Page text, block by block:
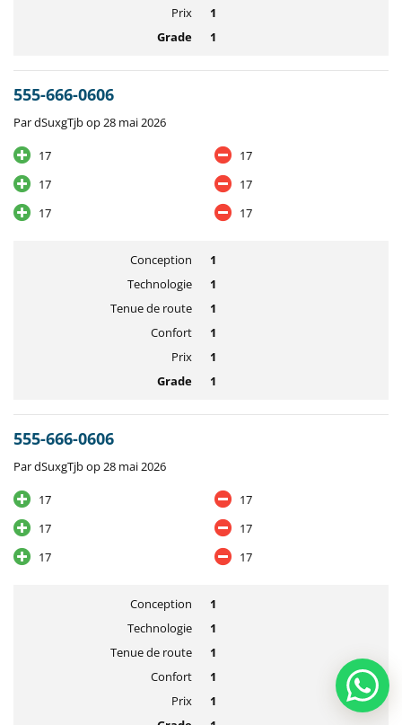
Prix
1
Grade
1
555-666-0606
Par dSuxgTjb op 28 mai 2026
17
17
17
17
17
17
Conception
1
Technologie
1
Tenue de route
1
Confort
1
Prix
1
Grade
1
555-666-0606
Par dSuxgTjb op 28 mai 2026
17
17
17
17
17
17
Conception
1
Technologie
1
Tenue de route
1
Confort
1
Prix
1